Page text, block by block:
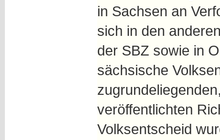
in Sachsen an
sich in den
der SBZ sowie in
sächsische
veröffentlichten
Volksentscheid